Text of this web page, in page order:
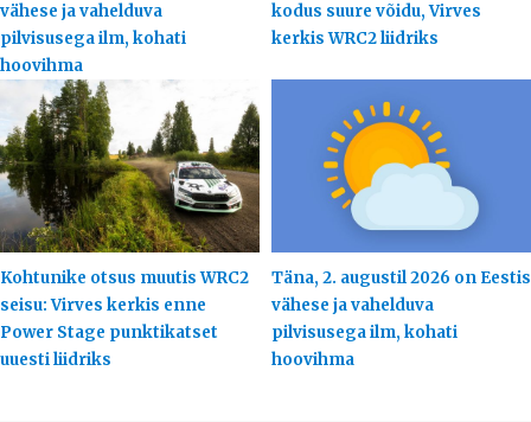
vähese ja vahelduva
pilvisusega ilm, kohati
hoovihma
kodus suure võidu, Virves
kerkis WRC2 liidriks
Kohtunike otsus muutis WRC2
seisu: Virves kerkis enne
Power Stage punktikatset
uuesti liidriks
Täna, 2. augustil 2026 on Eestis
vähese ja vahelduva
pilvisusega ilm, kohati
hoovihma